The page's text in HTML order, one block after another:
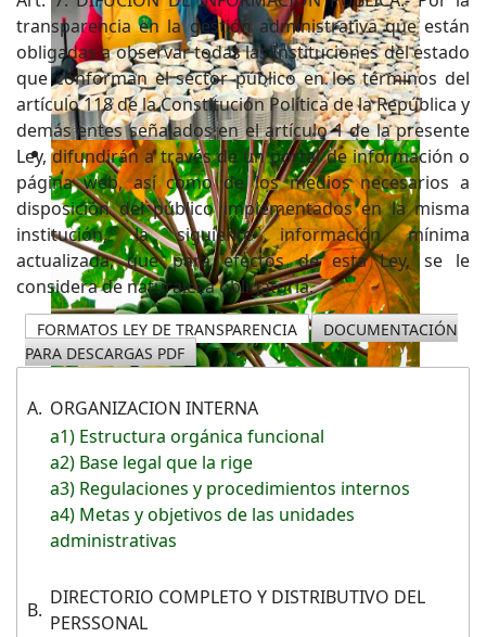
transparencia en la gestión administrativa que están
obligadas a observar todas las Instituciones del estado
que conforman el sector público en los términos del
artículo 118 de la Constitución Política de la República y
demás entes señalados en el artículo 1 de la presente
Ley, difundirán a través de un portal de información o
página web, así como de los medios necesarios a
disposición del público implementados en la misma
institución, la siguiente información mínima
actualizada, que para efectos de esta Ley, se le
considera de naturaleza obligatoria.
FORMATOS LEY DE TRANSPARENCIA
DOCUMENTACIÓN
PARA DESCARGAS PDF
A. ORGANIZACION INTERNA
a1) Estructura orgánica funcional
a2) Base legal que la rige
a3) Regulaciones y procedimientos internos
a4) Metas y objetivos de las unidades
administrativas
B.
DIRECTORIO COMPLETO Y DISTRIBUTIVO DEL
PERSSONAL